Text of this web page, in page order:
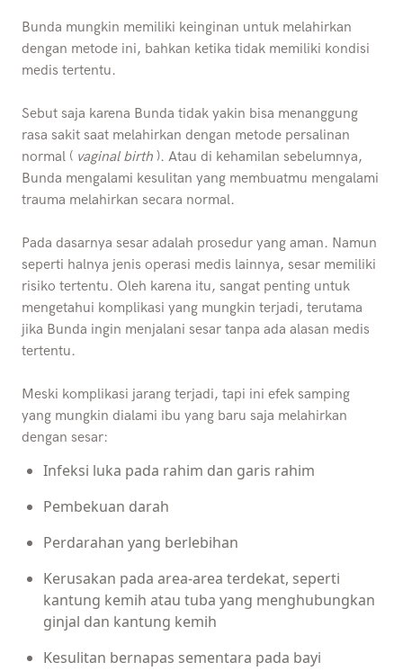
Bunda mungkin memiliki keinginan untuk melahirkan
dengan metode ini, bahkan ketika tidak memiliki kondisi
medis tertentu.
Sebut saja karena Bunda tidak yakin bisa menanggung
rasa sakit saat melahirkan dengan metode persalinan
normal ( vaginal birth ). Atau di kehamilan sebelumnya,
Bunda mengalami kesulitan yang membuatmu mengalami
trauma melahirkan secara normal.
Pada dasarnya sesar adalah prosedur yang aman. Namun
seperti halnya jenis operasi medis lainnya, sesar memiliki
risiko tertentu. Oleh karena itu, sangat penting untuk
mengetahui komplikasi yang mungkin terjadi, terutama
jika Bunda ingin menjalani sesar tanpa ada alasan medis
tertentu.
Meski komplikasi jarang terjadi, tapi ini efek samping
yang mungkin dialami ibu yang baru saja melahirkan
dengan sesar:
Infeksi luka pada rahim dan garis rahim
Pembekuan darah
Perdarahan yang berlebihan
Kerusakan pada area-area terdekat, seperti
kantung kemih atau tuba yang menghubungkan
ginjal dan kantung kemih
Kesulitan bernapas sementara pada bayi